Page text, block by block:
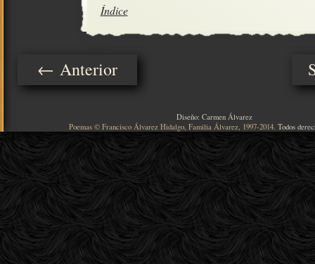
Índice
← Anterior
Diseño: Carmen Álvarez
Poemas © Francisco Álvarez Hidalgo, Familia Álvarez, 1997-2014. Todos